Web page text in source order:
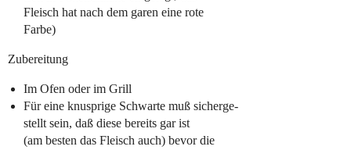
Fleisch hat nach dem garen eine rote
Farbe)
Zubereitung
Im Ofen oder im Grill
Für eine knusprige Schwarte muß sicherge-
stellt sein, daß diese bereits gar ist
(am besten das Fleisch auch) bevor die